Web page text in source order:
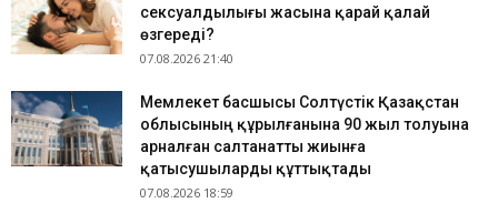
сексуалдылығы жасына қарай қалай
өзгереді?
07.08.2026 21:40
Мемлекет басшысы Солтүстік Қазақстан
облысының құрылғанына 90 жыл толуына
арналған салтанатты жиынға
қатысушыларды құттықтады
07.08.2026 18:59